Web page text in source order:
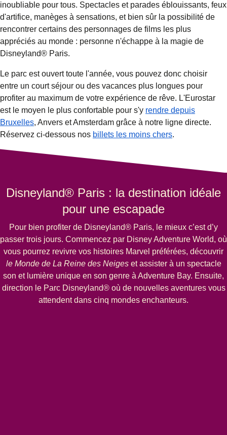
inoubliable pour tous. Spectacles et parades éblouissants, feux
d'artifice, manèges à sensations, et bien sûr la possibilité de
rencontrer certains des personnages de films les plus
appréciés au monde : personne n'échappe à la magie de
Disneyland® Paris.
Le parc est ouvert toute l'année, vous pouvez donc choisir
entre un court séjour ou des vacances plus longues pour
profiter au maximum de votre expérience de rêve. L'Eurostar
est le moyen le plus confortable pour s'y rendre depuis
Bruxelles, Anvers et Amsterdam grâce à notre ligne directe.
Réservez ci-dessous nos billets les moins chers.
Disneyland® Paris : la destination idéale
pour une escapade
Pour bien profiter de Disneyland® Paris, le mieux c’est d’y
passer trois jours. Commencez par Disney Adventure World, où
vous pourrez revivre vos histoires Marvel préférées, découvrir
le Monde de La Reine des Neigeset assister à un spectacle
son et lumière unique en son genre à Adventure Bay. Ensuite,
direction le Parc Disneyland® où de nouvelles aventures vous
attendent dans cinq mondes enchanteurs.